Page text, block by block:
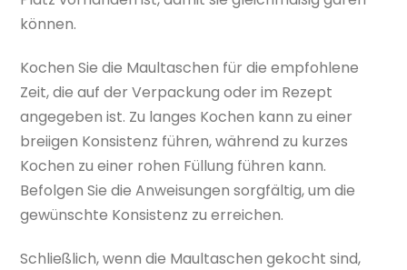
können.
Kochen Sie die Maultaschen für die empfohlene
Zeit, die auf der Verpackung oder im Rezept
angegeben ist. Zu langes Kochen kann zu einer
breiigen Konsistenz führen, während zu kurzes
Kochen zu einer rohen Füllung führen kann.
Befolgen Sie die Anweisungen sorgfältig, um die
gewünschte Konsistenz zu erreichen.
Schließlich, wenn die Maultaschen gekocht sind,